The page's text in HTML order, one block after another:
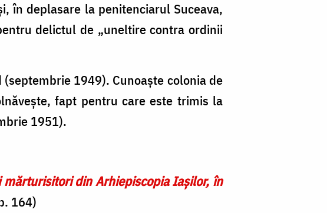
în deplasare la penitenciarul Suceava,
delictul de „uneltire contra ordinii
1949). Cunoaște colonia de
fapt pentru care este trimis la
1951).
mărturisitori din Arhiepiscopia Iaşilor, în
164)